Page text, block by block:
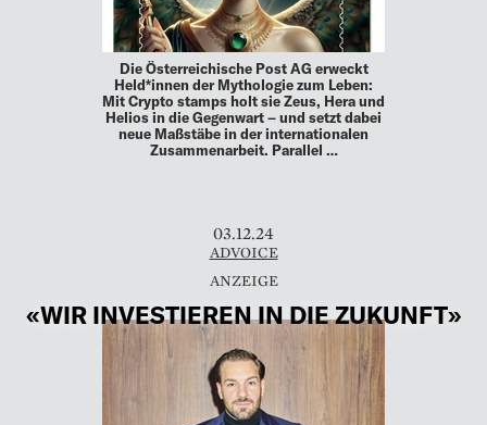
Die Österreichische Post AG erweckt
Held*innen der Mythologie zum Leben:
Mit Crypto stamps holt sie Zeus, Hera und
Helios in die Gegenwart – und setzt dabei
neue Maßstäbe in der internationalen
Zusammenarbeit. Parallel …
03.12.24
ADVOICE
«WIR INVESTIEREN IN DIE ZUKUNFT»